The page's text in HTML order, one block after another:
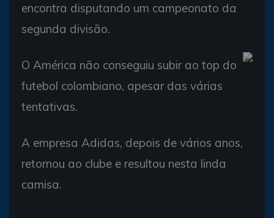
encontra disputando um campeonato da
segunda divisão.
O América não conseguiu subir ao top do
futebol colombiano, apesar das várias
tentativas.
A empresa Adidas, depois de vários anos,
retornou ao clube e resultou nesta linda
camisa.